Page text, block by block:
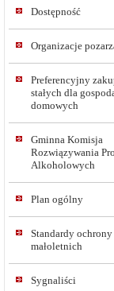
Dostępność
Organizacje
Preferencyjny
stałych dla
domowych
Gminna Komisja
Rozwiązywania
Alkoholowych
Plan ogólny
Standardy ochrony
małoletnich
Sygnaliści